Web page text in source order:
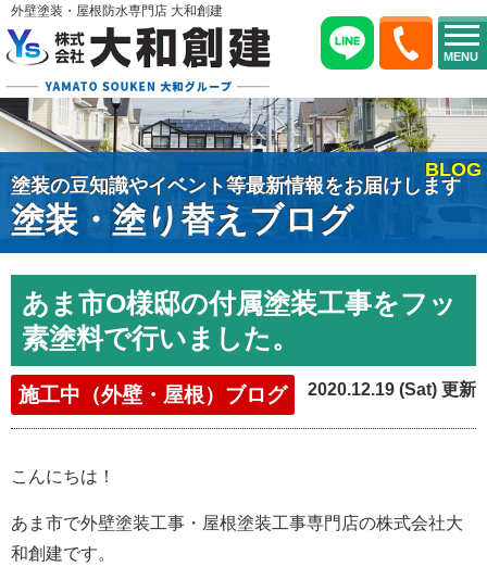
MENU
外壁塗装・屋根防水専門店 大和創建
塗装の豆知識やイベント等最新情報をお届けします
塗装・塗り替えブログ
BLOG
あま市O様邸の付属塗装工事をフッ
素塗料で行いました。
施工中（外壁・屋根）ブログ 2020.12.19 (Sat) 更新
こんにちは！
あま市で外壁塗装工事・屋根塗装工事専門店の株式会社大
和創建です。